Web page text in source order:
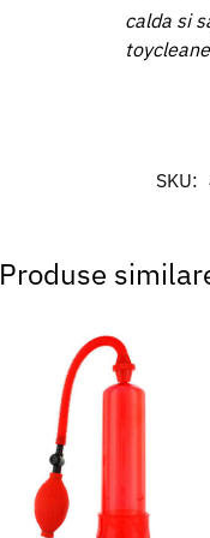
calda si
SKU:
Produse